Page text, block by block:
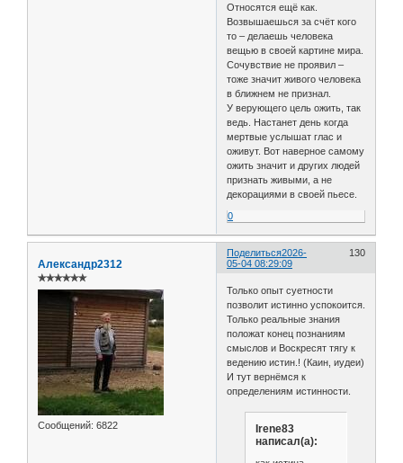
Относятся ещё как.
Возвышаешься за счёт кого
то – делаешь человека
вещью в своей картине мира.
Сочувствие не проявил –
тоже значит живого человека
в ближнем не признал.
У верующего цель ожить, так
ведь. Настанет день когда
мертвые услышат глас и
оживут. Вот наверное самому
ожить значит и других людей
признать живыми, а не
декорациями в своей пьесе.
0
Поделиться 130
2026-
05-04 08:29:09
Александр2312
✯✯✯✯✯✯
Сообщений: 6822
Только опыт суетности
позволит истинно успокоится.
Только реальные знания
положат конец познаниям
смыслов и Воскресят тягу к
ведению истин.! (Каин, иудеи)
И тут вернёмся к
определениям истинности.
Irene83
написал(а):